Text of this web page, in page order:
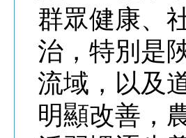
群眾健康、
治，特別是
流域，以及
明顯改善，